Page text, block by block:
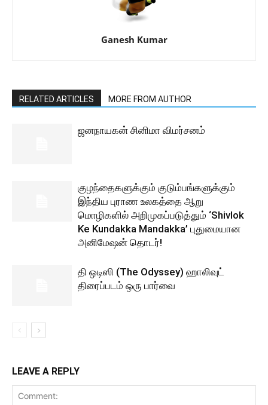
Ganesh Kumar
RELATED ARTICLES MORE FROM AUTHOR
ஜனநாயகன் சினிமா விமர்சனம்
குழந்தைகளுக்கும் குடும்பங்களுக்கும்
இந்திய புராண உலகத்தை ஆறு
மொழிகளில் அறிமுகப்படுத்தும் ‘Shivlok
Ke Kundakka Mandakka’ புதுமையான
அனிமேஷன் தொடர்!
தி ஒடிஸி (The Odyssey) ஹாலிவுட்
திரைப்படம் ஒரு பார்வை
LEAVE A REPLY